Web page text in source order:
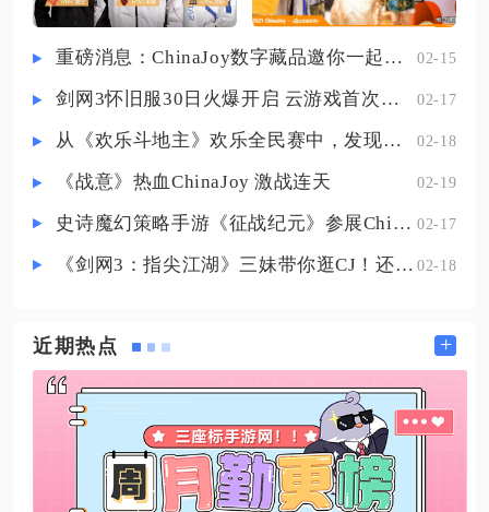
重磅消息：ChinaJoy数字藏品邀你一起评选 02-15
剑网3怀旧服30日火爆开启 云游戏首次亮相CJ打造舒适畅玩体验 02-17
从《欢乐斗地主》欢乐全民赛中，发现拓盘全民电竞的新蓝海 02-18
《战意》热血ChinaJoy 激战连天 02-19
史诗魔幻策略手游《征战纪元》参展ChinaJoy，SLG与放置融合玩法来袭 02-17
《剑网3：指尖江湖》三妹带你逛CJ！还有惊喜嘉宾现场约定你！ 02-18
近期热点 +